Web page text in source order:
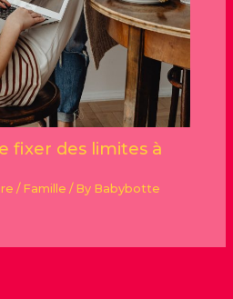
fixer des limites à
/ Famille / By Babybotte